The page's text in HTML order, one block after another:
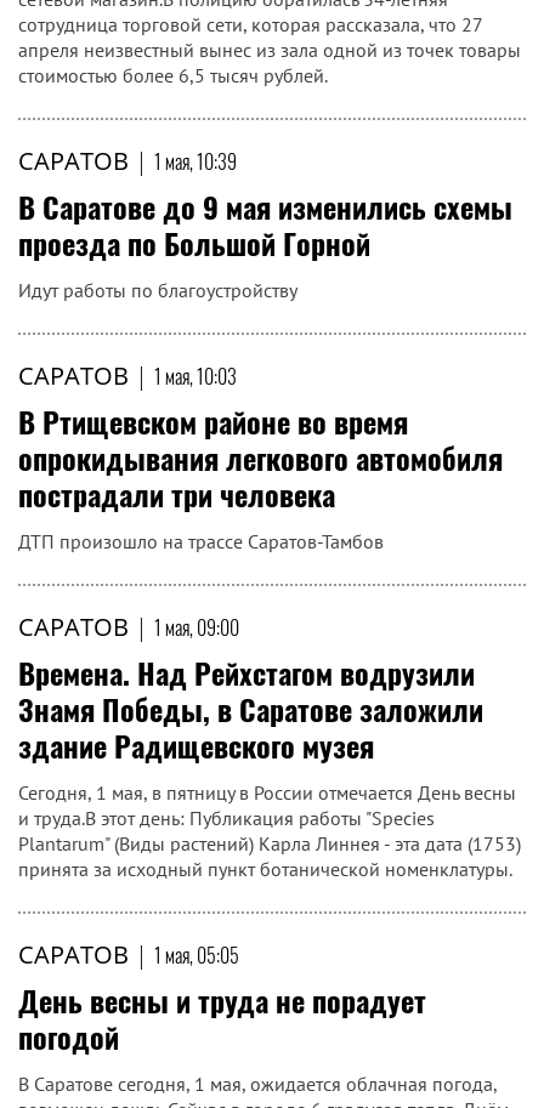
госпитализировали после столкновения
трех машин
|
Приезжий похитил из магазина товары
на крупную сумму
сетевой магазин.В полицию обратилась 34-летняя
сотрудница торговой сети, которая рассказала, что 27
апреля неизвестный вынес из зала одной из точек товары
стоимостью более 6,5 тысяч рублей.
САРАТОВ|1 мая, 10:39
В Саратове до 9 мая изменились схемы
проезда по Большой Горной
Идут работы по благоустройству
САРАТОВ|1 мая, 10:03
В Ртищевском районе во время
опрокидывания легкового автомобиля
пострадали три человека
ДТП произошло на трассе Саратов-Тамбов
САРАТОВ | 1 мая, 09:00
Времена. Над Рейхстагом водрузили
Знамя Победы, в Саратове заложили
здание Радищевского музея